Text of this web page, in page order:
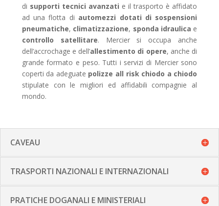
di supporti tecnici avanzati e il trasporto è affidato
ad una flotta di automezzi dotati di sospensioni
pneumatiche, climatizzazione, sponda idraulica e
controllo satellitare. Mercier si occupa anche
dell’accrochage e dell’allestimento di opere, anche di
grande formato e peso. Tutti i servizi di Mercier sono
coperti da adeguate polizze all risk chiodo a chiodo
stipulate con le migliori ed affidabili compagnie al
mondo.
CAVEAU
TRASPORTI NAZIONALI E INTERNAZIONALI
PRATICHE DOGANALI E MINISTERIALI